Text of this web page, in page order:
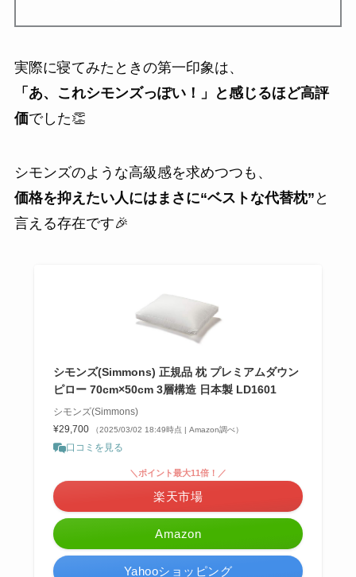
実際に寝てみたときの第一印象は、
「あ、これシモンズっぽい！」と感じるほど高評
価でした👏
シモンズのような高級感を求めつつも、
価格を抑えたい人にはまさに“ベストな代替枕” と
言える存在です🎉
シモンズ(Simmons) 正規品 枕 プレミアムダウン
ピロー 70cm×50cm 3層構造 日本製 LD1601
シモンズ(Simmons)
¥29,700
（2025/03/02 18:49時点 | Amazon調べ）
口コミを見る
Amazon
＼ポイント最大11倍！／
楽天市場
Yahooショッピング